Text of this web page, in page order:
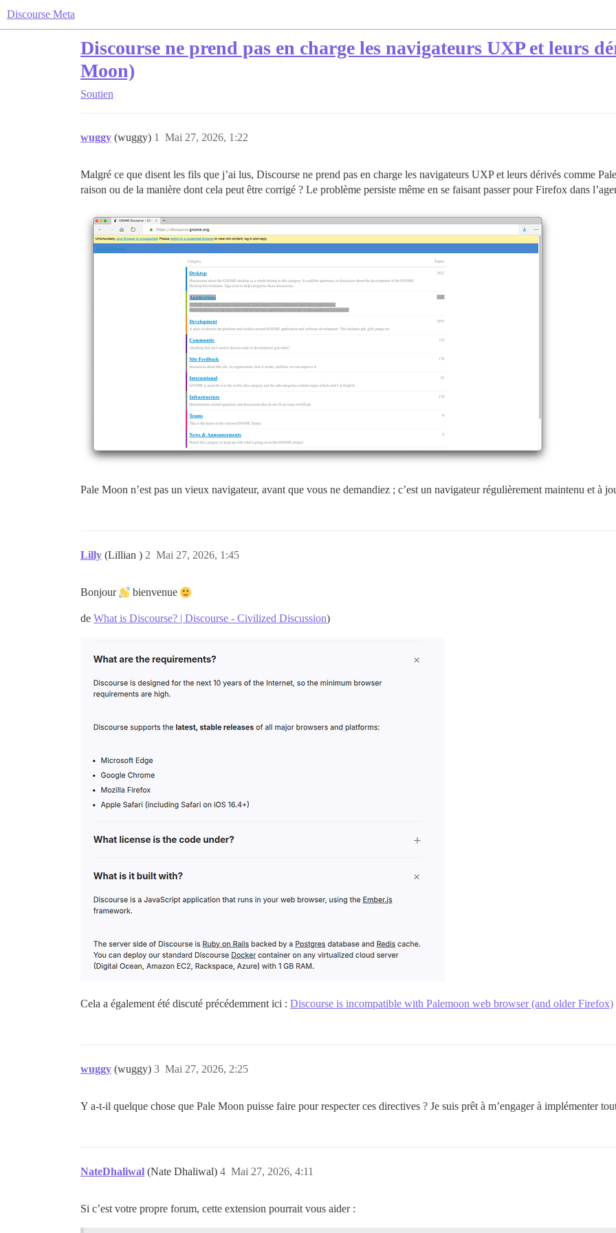
Discourse Meta
Discourse ne prend pas en charge les navigateurs UXP et leurs
Moon)
Soutien
wuggy (wuggy) Mai 27, 2026, 1:22
1
Malgré ce que disent les fils que j’ai lus, Discourse ne prend pas en charge les navigateurs UXP et leurs dérivés comme
raison ou de la manière dont cela peut être corrigé ? Le problème persiste même en se faisant passer pour Firefox dans
Pale Moon n’est pas un vieux navigateur, avant que vous ne demandiez ; c’est un navigateur régulièrement maintenu et à
Lilly (Lillian ) Mai 27, 2026, 1:45
2
Bonjour bienvenue
de What is Discourse? | Discourse - Civilized Discussion)
Cela a également été discuté précédemment ici : Discourse is incompatible with Palemoon web browser (and older Firefox)
wuggy (wuggy) Mai 27, 2026, 2:25
3
Y a-t-il quelque chose que Pale Moon puisse faire pour respecter ces directives ? Je suis prêt à m’engager à implémenter
NateDhaliwal (Nate Dhaliwal) Mai 27, 2026, 4:11
4
Si c’est votre propre forum, cette extension pourrait vous aider :